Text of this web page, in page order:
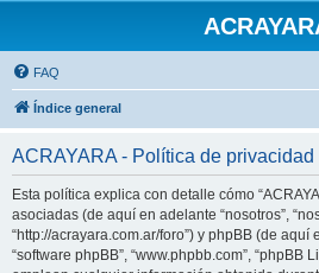
FAQ
Índice general
ACRAYARA - Política de privacidad
Esta política explica con detalle cómo
asociadas (de aquí en adelante “nosotros”,
“http://acrayara.com.ar/foro”) y phpBB (de aquí
“software phpBB”, “www.phpbb.com”, “phpBB